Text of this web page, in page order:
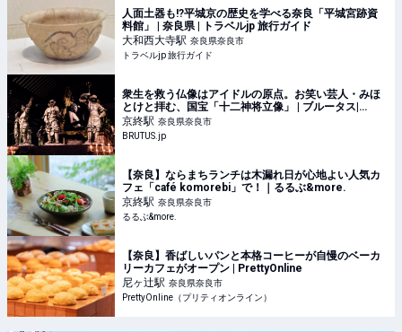
人面土器も!?平城京の歴史を学べる奈良「平城宮跡資
料館」 | 奈良県 | トラベルjp 旅行ガイド
大和西大寺駅 奈良県奈良市
トラベルjp 旅行ガイド
衆生を救う仏像はアイドルの原点。お笑い芸人・みほ
とけと拝む、国宝「十二神将立像」 | ブルータス|
BRUTUS.jp
京終駅 奈良県奈良市
BRUTUS.jp
【奈良】ならまちランチは木漏れ日が心地よい人気カ
フェ「café komorebi」で！｜るるぶ&more.
京終駅 奈良県奈良市
るるぶ&more.
【奈良】香ばしいパンと本格コーヒーが自慢のベーカ
リーカフェがオープン | PrettyOnline
尼ヶ辻駅 奈良県奈良市
PrettyOnline（プリティオンライン）